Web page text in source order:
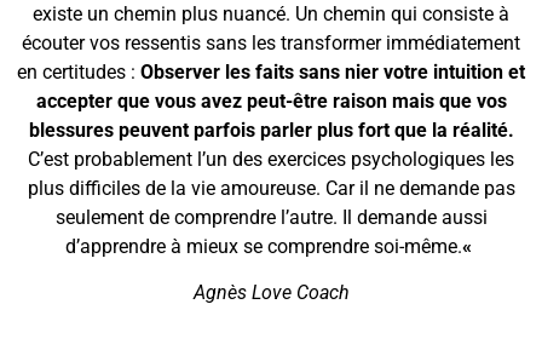
existe un chemin plus nuancé. Un chemin qui consiste à
écouter vos ressentis sans les transformer immédiatement
en certitudes : Observer les faits sans nier votre intuition et
accepter que vous avez peut-être raison mais que vos
blessures peuvent parfois parler plus fort que la réalité.
C’est probablement l’un des exercices psychologiques les
plus difficiles de la vie amoureuse. Car il ne demande pas
seulement de comprendre l’autre. Il demande aussi
d’apprendre à mieux se comprendre soi-même.«
Agnès Love Coach